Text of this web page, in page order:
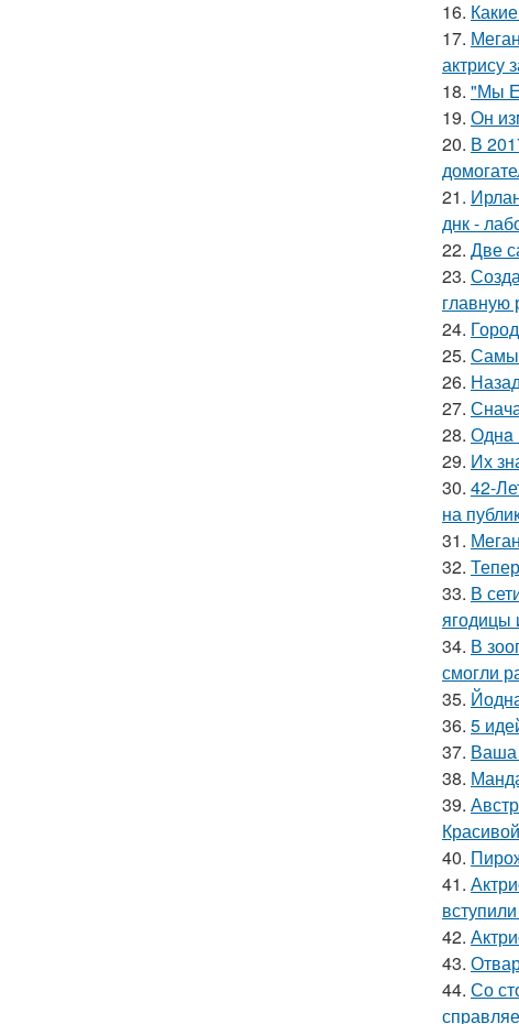
16.
17.
актрису
18. "Мы
19. Он
20. В
21.
днк -
22. Две
23.
главную
24.
25.
26.
27.
28. Однa
29. Их
30. 42-
на
31.
32.
33. В
ягодицы
34. В
смогли
35.
36. 5
37. Ваша
38.
39.
40.
41.
42.
43.
44. Со